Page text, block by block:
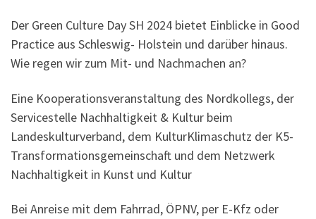
Der Green Culture Day SH 2024 bietet Einblicke in Good
Practice aus Schleswig- Holstein und darüber hinaus.
Wie regen wir zum Mit- und Nachmachen an?
Eine Kooperationsveranstaltung des Nordkollegs, der
Servicestelle Nachhaltigkeit & Kultur beim
Landeskulturverband, dem KulturKlimaschutz der K5-
Transformationsgemeinschaft und dem Netzwerk
Nachhaltigkeit in Kunst und Kultur
Bei Anreise mit dem Fahrrad, ÖPNV, per E-Kfz oder